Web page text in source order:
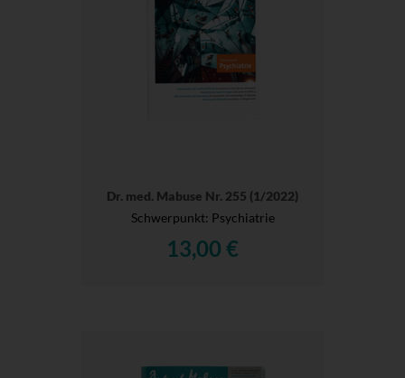
Dr. med. Mabuse Nr. 255 (1/2022)
Schwerpunkt: Psychiatrie
13,00 €